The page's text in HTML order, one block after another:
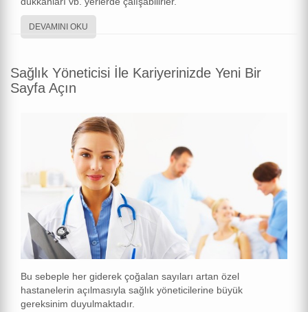
DEVAMINI OKU
Sağlık Yöneticisi İle Kariyerinizde Yeni Bir
Sayfa Açın
Bu sebeple her giderek çoğalan sayıları artan özel
hastanelerin açılmasıyla sağlık yöneticilerine büyük
gereksinim duyulmaktadır.